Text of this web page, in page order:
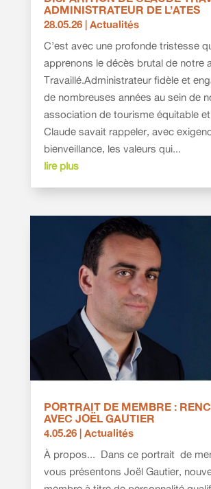
ADMINISTRATEUR DE L’ATES
28.05.26| Actualités
C’est avec une profonde tristesse
apprenons le décès brutal de notre
Travaillé.Administrateur fidèle et
de nombreuses années au sein de
association de tourisme équitable
Claude savait rappeler, avec
bienveillance, les valeurs qui...
lire plus
PORTRAIT DE MEMBRE :
AVEC JOËL GAUTIER
4.05.26| Actualités
À propos... Dans ce portrait de
vous présentons Joël Gautier,